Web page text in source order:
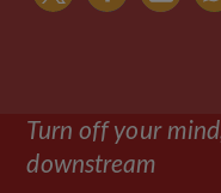
Turn off your
downstream